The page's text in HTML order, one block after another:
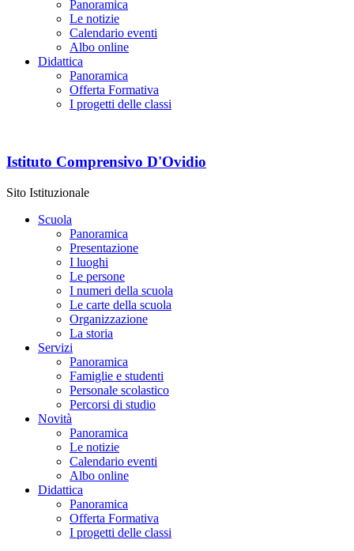
Panoramica
Le notizie
Calendario eventi
Albo online
Didattica
Panoramica
Offerta Formativa
I progetti delle classi
Istituto Comprensivo D'Ovidio
Sito Istituzionale
Scuola
Panoramica
Presentazione
I luoghi
Le persone
I numeri della scuola
Le carte della scuola
Organizzazione
La storia
Servizi
Panoramica
Famiglie e studenti
Personale scolastico
Percorsi di studio
Novità
Panoramica
Le notizie
Calendario eventi
Albo online
Didattica
Panoramica
Offerta Formativa
I progetti delle classi